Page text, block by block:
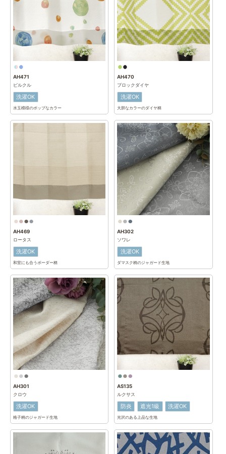
AH471
ピルクル
洗濯OK
水玉模様のポップなカラー
AH470
ブロックダイヤ
洗濯OK
大胆なカラーのダイヤ柄
AH469
ロータス
洗濯OK
和室にも合うボーダー柄
AH302
ソワレ
洗濯OK
ダマスク柄のジャガード生地
AH301
クロウ
洗濯OK
格子柄のジャガード生地
AS135
ルクサス
防炎 遮光1級 洗濯OK
光沢のある上品な生地